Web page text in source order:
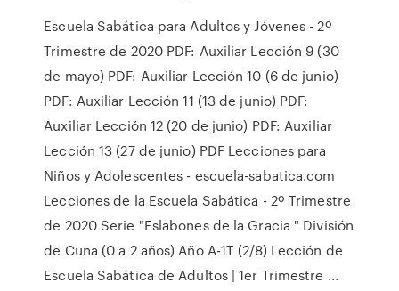
Escuela Sabática para Adultos y Jóvenes - 2º
Trimestre de 2020 PDF: Auxiliar Lección 9 (30
de mayo) PDF: Auxiliar Lección 10 (6 de junio)
PDF: Auxiliar Lección 11 (13 de junio) PDF:
Auxiliar Lección 12 (20 de junio) PDF: Auxiliar
Lección 13 (27 de junio) PDF Lecciones para
Niños y Adolescentes - escuela-sabatica.com
Lecciones de la Escuela Sabática - 2º Trimestre
de 2020 Serie "Eslabones de la Gracia " División
de Cuna (0 a 2 años) Año A-1T (2/8) Lección de
Escuela Sabática de Adultos | 1er Trimestre ...